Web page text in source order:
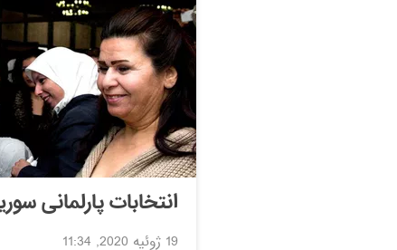
انتخابات پارلمانی سوریه با 1656 نامزد
19 ژوئیه 2020, 11:34